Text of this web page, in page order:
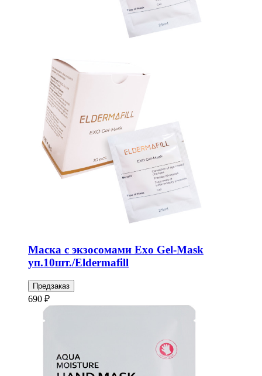
Маска с экзосомами Exo Gel-Mask
уп.10шт./Eldermafill
Предзаказ
690 ₽